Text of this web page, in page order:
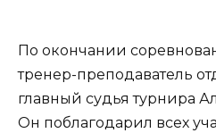
По окончании
тренер-преподаватель
главный судья турнира
Он поблагодарил всех